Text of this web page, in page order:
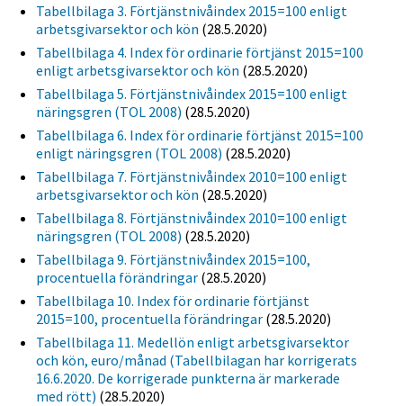
Tabellbilaga 3. Förtjänstnivåindex 2015=100 enligt
arbetsgivarsektor och kön (28.5.2020)
Tabellbilaga 4. Index för ordinarie förtjänst 2015=100
enligt arbetsgivarsektor och kön (28.5.2020)
Tabellbilaga 5. Förtjänstnivåindex 2015=100 enligt
näringsgren (TOL 2008) (28.5.2020)
Tabellbilaga 6. Index för ordinarie förtjänst 2015=100
enligt näringsgren (TOL 2008) (28.5.2020)
Tabellbilaga 7. Förtjänstnivåindex 2010=100 enligt
arbetsgivarsektor och kön (28.5.2020)
Tabellbilaga 8. Förtjänstnivåindex 2010=100 enligt
näringsgren (TOL 2008) (28.5.2020)
Tabellbilaga 9. Förtjänstnivåindex 2015=100,
procentuella förändringar (28.5.2020)
Tabellbilaga 10. Index för ordinarie förtjänst
2015=100, procentuella förändringar (28.5.2020)
Tabellbilaga 11. Medellön enligt arbetsgivarsektor
och kön, euro/månad (Tabellbilagan har korrigerats
16.6.2020. De korrigerade punkterna är markerade
med rött) (28.5.2020)